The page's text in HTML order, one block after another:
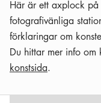
Här är ett axplock
fotografivänliga
förklaringar om
Du hittar mer info om
konstsida.